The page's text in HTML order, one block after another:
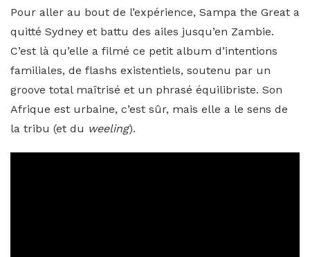
Pour aller au bout de l’expérience, Sampa the Great a
quitté Sydney et battu des ailes jusqu’en Zambie.
C’est là qu’elle a filmé ce petit album d’intentions
familiales, de flashs existentiels, soutenu par un
groove total maîtrisé et un phrasé équilibriste. Son
Afrique est urbaine, c’est sûr, mais elle a le sens de
la tribu (et du weeling).